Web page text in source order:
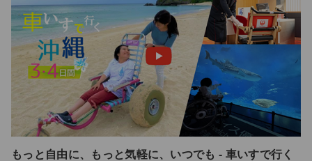
もっと自由に、もっと気軽に、いつでも - 車いすで行く